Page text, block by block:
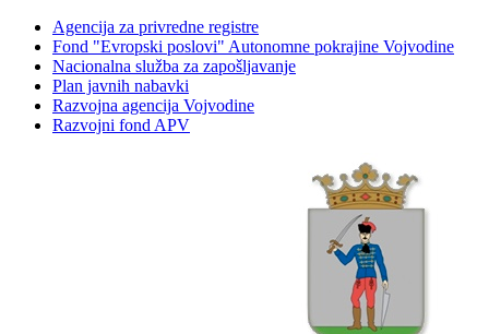
Agencija za privredne registre
Fond "Evropski poslovi" Autonomne pokrajine Vojvodine
Nacionalna služba za zapošljavanje
Plan javnih nabavki
Razvojna agencija Vojvodine
Razvojni fond APV